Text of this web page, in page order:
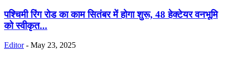
पश्चिमी रिंग रोड का काम सितंबर में होगा शुरू, 48 हेक्टेयर वनभूमि
को स्वीकृत...
Editor - May 23, 2025